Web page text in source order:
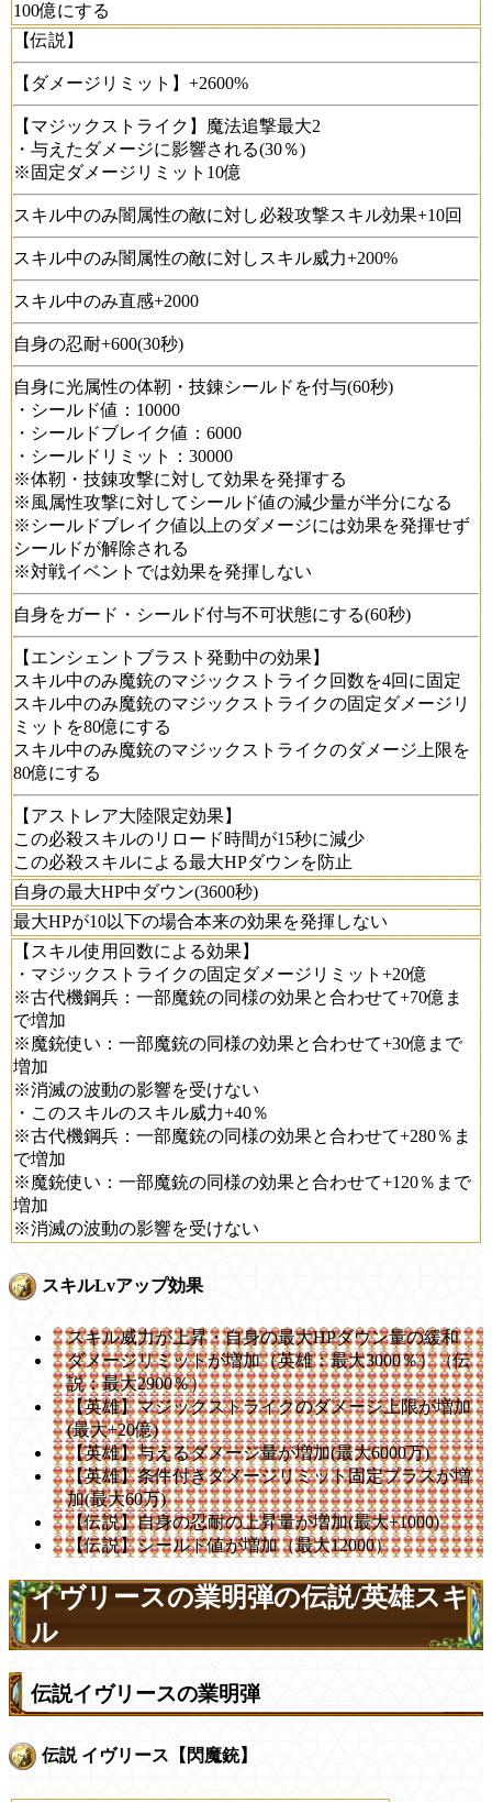
100億にする
【伝説】
【ダメージリミット】+2600%
【マジックストライク】魔法追撃最大2
・与えたダメージに影響される(30％)
※固定ダメージリミット10億
スキル中のみ闇属性の敵に対し必殺攻撃スキル効果+10回
スキル中のみ闇属性の敵に対しスキル威力+200%
スキル中のみ直感+2000
自身の忍耐+600(30秒)
自身に光属性の体靭・技錬シールドを付与(60秒)
・シールド値：10000
・シールドブレイク値：6000
・シールドリミット：30000
※体靭・技錬攻撃に対して効果を発揮する
※風属性攻撃に対してシールド値の減少量が半分になる
※シールドブレイク値以上のダメージには効果を発揮せず
シールドが解除される
※対戦イベントでは効果を発揮しない
自身をガード・シールド付与不可状態にする(60秒)
【エンシェントブラスト発動中の効果】
スキル中のみ魔銃のマジックストライク回数を4回に固定
スキル中のみ魔銃のマジックストライクの固定ダメージリ
ミットを80億にする
スキル中のみ魔銃のマジックストライクのダメージ上限を
80億にする
【アストレア大陸限定効果】
この必殺スキルのリロード時間が15秒に減少
この必殺スキルによる最大HPダウンを防止
自身の最大HP中ダウン(3600秒)
最大HPが10以下の場合本来の効果を発揮しない
【スキル使用回数による効果】
・マジックストライクの固定ダメージリミット+20億
※古代機鋼兵：一部魔銃の同様の効果と合わせて+70億ま
で増加
※魔銃使い：一部魔銃の同様の効果と合わせて+30億まで
増加
※消滅の波動の影響を受けない
・このスキルのスキル威力+40％
※古代機鋼兵：一部魔銃の同様の効果と合わせて+280％ま
で増加
※魔銃使い：一部魔銃の同様の効果と合わせて+120％まで
増加
※消滅の波動の影響を受けない
スキルLvアップ効果
スキル威力が上昇・自身の最大HPダウン量の緩和
ダメージリミットが増加（英雄：最大3000％）（伝
説：最大2900％）
【英雄】マジックストライクのダメージ上限が増加
(最大+20億)
【英雄】与えるダメージ量が増加(最大6000万)
【英雄】条件付きダメージリミット固定プラスが増
加(最大60万)
【伝説】自身の忍耐の上昇量が増加(最大+1000)
【伝説】シールド値が増加（最大12000）
イヴリースの業明弾の伝説/英雄スキ
ル
伝説イヴリースの業明弾
伝説 イヴリース【閃魔銃】